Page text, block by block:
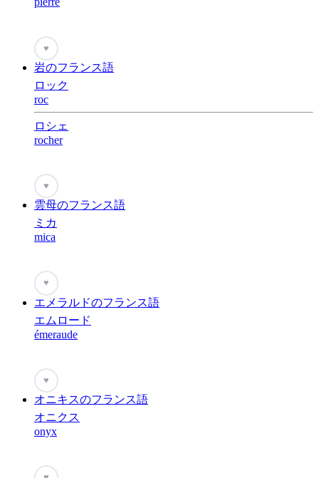
♥
岩のフランス語
ロック
roc
ロシェ
rocher
♥
雲母のフランス語
ミカ
mica
♥
エメラルドのフランス語
エムロード
émeraude
♥
オニキスのフランス語
オニクス
onyx